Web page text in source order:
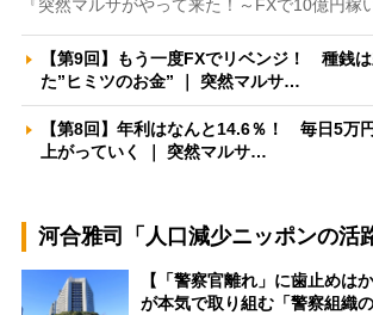
『突然マルサがやって来た！～FXで10億円稼
【第9回】もう一度FXでリベンジ！ 種銭
た”ヒミツのお金” ｜ 突然マルサ…
【第8回】年利はなんと14.6％！ 毎日5万
上がっていく ｜ 突然マルサ…
河合雅司「人口減少ニッポンの活
【「警察官離れ」に歯止めは
が本気で取り組む「警察組織